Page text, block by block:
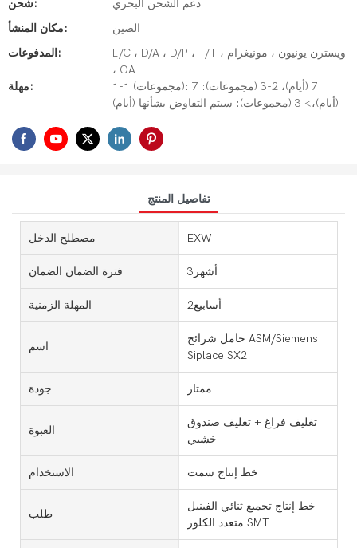
شحن:
دعم الشحن البحري
مكان المنشأ:
الصين
المدفوعات:
L/C ، D/A ، D/P ، T/T ، ويسترن يونيون ، مونيغرام
، OA
مهلة:
1-1 (مجموعات): 7 (أيام)، 2-3 (مجموعات): 7
(أيام)،> 3 (مجموعات): سيتم التفاوض بشأنها (أيام)
تفاصيل المنتج
مصطلح الدخل EXW
فترة الضمان الضمان أشهر3
المهلة الزمنية أسابيع2
اسم
حامل شرائح ASM/Siemens
Siplace SX2
جودة ممتاز
العبوة
تغليف فراغ + تغليف صندوق
خشبي
الاستخدام خط إنتاج سمت
طلب
خط إنتاج تجميع ثنائي الفينيل
متعدد الكلور SMT